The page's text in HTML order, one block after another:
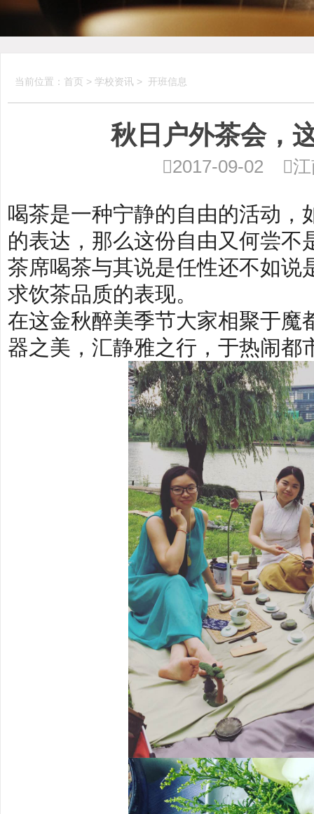
当前位置： 首页 > 学校资讯 > 开班信息
秋日户外茶会，
2017-09-02 
喝茶是一种宁静的自由的活动，
的表达，那么这份自由又何尝
茶席喝茶与其说是任性还不如说
求饮茶品质的表现。
在这金秋醉美季节大家相聚于魔
器之美，汇静雅之行，于热闹都